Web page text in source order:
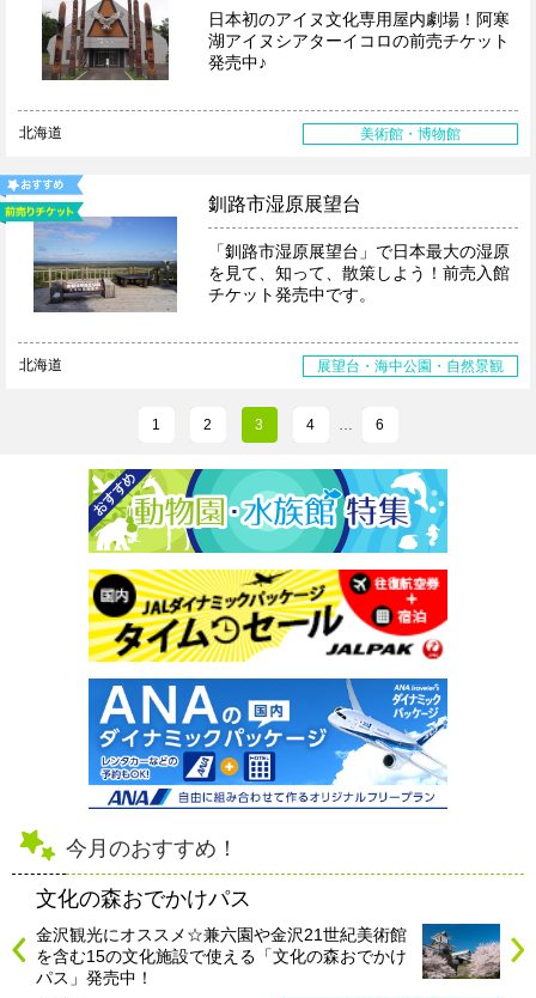
日本初のアイヌ文化専用屋内劇場！阿寒
湖アイヌシアターイコロの前売チケット
発売中♪
北海道 美術館・博物館
釧路市湿原展望台
「釧路市湿原展望台」で日本最大の湿原
を見て、知って、散策しよう！前売入館
チケット発売中です。
北海道 展望台・海中公園・自然景観
1 2 3 4 … 6
今月のおすすめ！
文化の森おでかけパス
金沢観光にオススメ☆兼六園や金沢21世紀美術館
を含む15の文化施設で使える「文化の森おでかけ
パス」発売中！